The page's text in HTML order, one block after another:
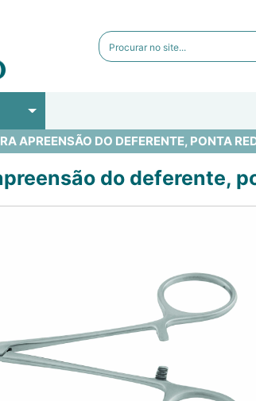
APREENSÃO DO DEFERENTE, PONTA
do deferente,